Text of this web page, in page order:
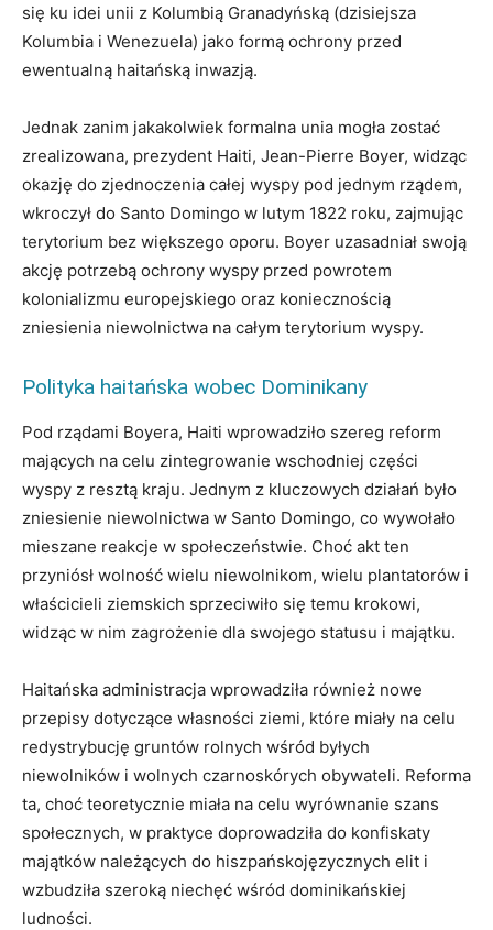
się ku idei unii z Kolumbią Granadyńską (dzisiejsza
Kolumbia i Wenezuela) jako formą ochrony przed
ewentualną haitańską inwazją.
Jednak zanim jakakolwiek formalna unia mogła zostać
zrealizowana, prezydent Haiti, Jean-Pierre Boyer, widząc
okazję do zjednoczenia całej wyspy pod jednym rządem,
wkroczył do Santo Domingo w lutym 1822 roku, zajmując
terytorium bez większego oporu. Boyer uzasadniał swoją
akcję potrzebą ochrony wyspy przed powrotem
kolonializmu europejskiego oraz koniecznością
zniesienia niewolnictwa na całym terytorium wyspy.
Polityka haitańska wobec Dominikany
Pod rządami Boyera, Haiti wprowadziło szereg reform
mających na celu zintegrowanie wschodniej części
wyspy z resztą kraju. Jednym z kluczowych działań było
zniesienie niewolnictwa w Santo Domingo, co wywołało
mieszane reakcje w społeczeństwie. Choć akt ten
przyniósł wolność wielu niewolnikom, wielu plantatorów i
właścicieli ziemskich sprzeciwiło się temu krokowi,
widząc w nim zagrożenie dla swojego statusu i majątku.
Haitańska administracja wprowadziła również nowe
przepisy dotyczące własności ziemi, które miały na celu
redystrybucję gruntów rolnych wśród byłych
niewolników i wolnych czarnoskórych obywateli. Reforma
ta, choć teoretycznie miała na celu wyrównanie szans
społecznych, w praktyce doprowadziła do konfiskaty
majątków należących do hiszpańskojęzycznych elit i
wzbudziła szeroką niechęć wśród dominikańskiej
ludności.